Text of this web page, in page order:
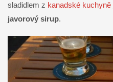
sladidlem z kanadské kuchyně
javorový sirup.